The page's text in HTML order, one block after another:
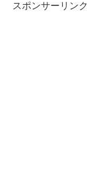
スポンサーリンク